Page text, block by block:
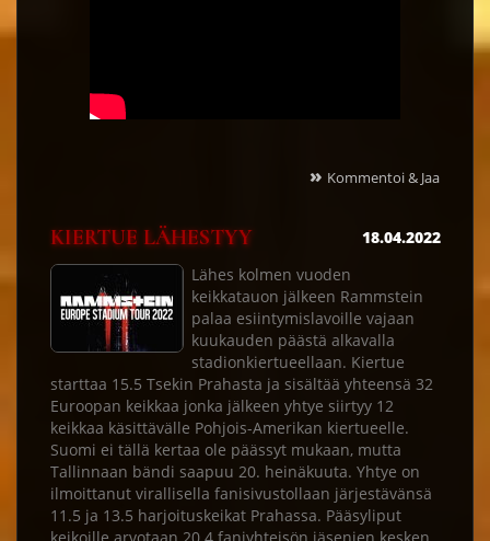
» Kommentoi & Jaa
KIERTUE LÄHESTYY
18.04.2022
Lähes kolmen vuoden
keikkatauon jälkeen Rammstein
palaa esiintymislavoille vajaan
kuukauden päästä alkavalla
stadionkiertueellaan. Kiertue
starttaa 15.5 Tsekin Prahasta ja sisältää yhteensä 32
Euroopan keikkaa jonka jälkeen yhtye siirtyy 12
keikkaa käsittävälle Pohjois-Amerikan kiertueelle.
Suomi ei tällä kertaa ole päässyt mukaan, mutta
Tallinnaan bändi saapuu 20. heinäkuuta. Yhtye on
ilmoittanut virallisella fanisivustollaan järjestävänsä
11.5 ja 13.5 harjoituskeikat Prahassa. Pääsyliput